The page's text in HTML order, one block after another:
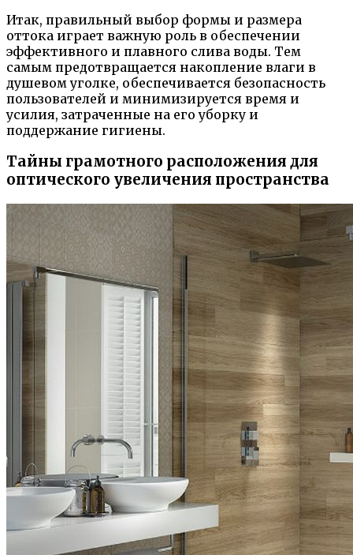
Итак, правильный выбор формы и размера
оттока играет важную роль в обеспечении
эффективного и плавного слива воды. Тем
самым предотвращается накопление влаги в
душевом уголке, обеспечивается безопасность
пользователей и минимизируется время и
усилия, затраченные на его уборку и
поддержание гигиены.
Тайны грамотного расположения для
оптического увеличения пространства